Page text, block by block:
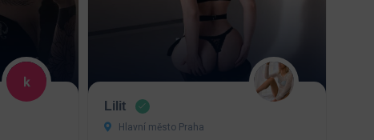
Lilit
Hlavní město Praha